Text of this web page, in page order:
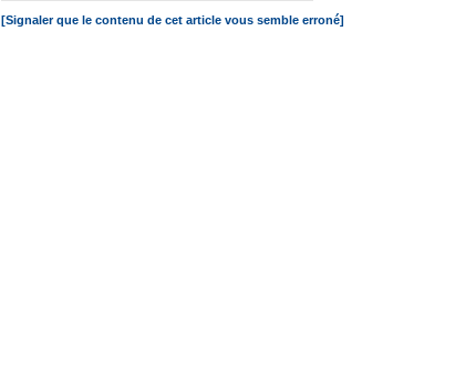
[Signaler que le contenu de cet article vous semble erroné]